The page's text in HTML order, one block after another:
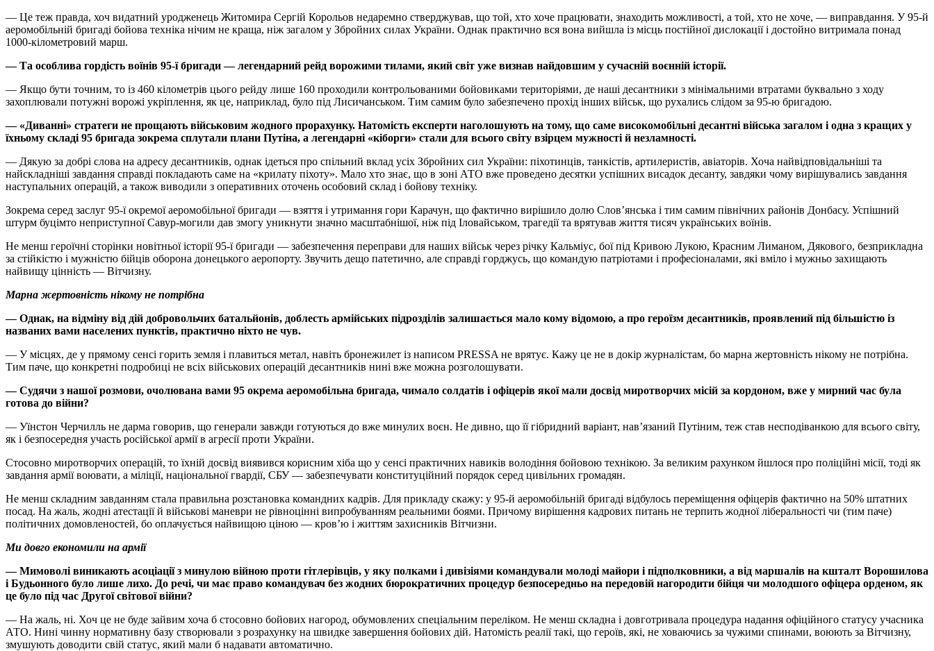
— Це теж правда, хоч видатний уродженець Житомира Сергій Корольов недаремно стверджував, що той, хто хоче працювати, знаходить можливості, а той, хто не хоче, — виправдання. У 95-й
аеромобільній бригаді бойова техніка нічим не краща, ніж загалом у Збройних силах України. Однак практично вся вона вийшла із місць постійної дислокації і достойно витримала понад
1000-кілометровий марш.
— Та особлива гордість воїнів 95-ї бригади — легендарний рейд ворожими тилами, який світ уже визнав найдовшим у сучасній воєнній історії.
— Якщо бути точним, то із 460 кілометрів цього рейду лише 160 проходили контрольованими бойовиками територіями, де наші десантники з мінімальними втратами буквально з ходу
захоплювали потужні ворожі укріплення, як це, наприклад, було під Лисичанськом. Тим самим було забезпечено прохід інших військ, що рухались слідом за 95-ю бригадою.
— «Диванні» стратеги не прощають військовим жодного прорахунку. Натомість експерти наголошують на тому, що саме високомобільні десантні війська загалом і одна з кращих у
їхньому складі 95 бригада зокрема сплутали плани Путіна, а легендарні «кіборги» стали для всього світу взірцем мужності й незламності.
— Дякую за добрі слова на адресу десантників, однак ідеться про спільний вклад усіх Збройних сил України: піхотинців, танкістів, артилеристів, авіаторів. Хоча найвідповідальніші та
найскладніші завдання справді покладають саме на «крилату піхоту». Мало хто знає, що в зоні АТО вже проведено десятки успішних висадок десанту, завдяки чому вирішувались завдання
наступальних операцій, а також виводили з оперативних оточень особовий склад і бойову техніку.
Зокрема серед заслуг 95-ї окремої аеромобільної бригади — взяття і утримання гори Карачун, що фактично вирішило долю Слов’янська і тим самим північних районів Донбасу. Успішний
штурм буцімто неприступної Савур-могили дав змогу уникнути значно масштабнішої, ніж під Іловайськом, трагедії та врятував життя тисяч українських воїнів.
Не менш героїчні сторінки новітньої історії 95-ї бригади — забезпечення переправи для наших військ через річку Кальміус, бої під Кривою Лукою, Красним Лиманом, Дякового, безприкладна
за стійкістю і мужністю бійців оборона донецького аеропорту. Звучить дещо патетично, але справді горджусь, що командую патріотами і професіоналами, які вміло і мужньо захищають
найвищу цінність — Вітчизну.
Марна жертовність нікому не потрібна
— Однак, на відміну від дій добровольчих батальйонів, доблесть армійських підрозділів залишається мало кому відомою, а про героїзм десантників, проявлений під більшістю із
названих вами населених пунктів, практично ніхто не чув.
— У місцях, де у прямому сенсі горить земля і плавиться метал, навіть бронежилет із написом PRESSA не врятує. Кажу це не в докір журналістам, бо марна жертовність нікому не потрібна.
Тим паче, що конкретні подробиці не всіх військових операцій десантників нині вже можна розголошувати.
— Судячи з нашої розмови, очолювана вами 95 окрема аеромобільна бригада, чимало солдатів і офіцерів якої мали досвід миротворчих місій за кордоном, вже у мирний час була
готова до війни?
— Уїнстон Черчилль не дарма говорив, що генерали завжди готуються до вже минулих воєн. Не дивно, що її гібридний варіант, нав’язаний Путіним, теж став несподіванкою для всього світу,
як і безпосередня участь російської армії в агресії проти України.
Стосовно миротворчих операцій, то їхній досвід виявився корисним хіба що у сенсі практичних навиків володіння бойовою технікою. За великим рахунком йшлося про поліційні місії, тоді як
завдання армії воювати, а міліції, національної гвардії, СБУ — забезпечувати конституційний порядок серед цивільних громадян.
Не менш складним завданням стала правильна розстановка командних кадрів. Для прикладу скажу: у 95-й аеромобільній бригаді відбулось переміщення офіцерів фактично на 50% штатних
посад. На жаль, жодні атестації й військові маневри не рівноцінні випробуванням реальними боями. Причому вирішення кадрових питань не терпить жодної ліберальності чи (тим паче)
політичних домовленостей, бо оплачується найвищою ціною — кров’ю і життям захисників Вітчизни.
Ми довго економили на армії
— Мимоволі виникають асоціації з минулою війною проти гітлерівців, у яку полками і дивізіями командували молоді майори і підполковники, а від маршалів на кшталт Ворошилова
і Будьонного було лише лихо. До речі, чи має право командувач без жодних бюрократичних процедур безпосередньо на передовій нагородити бійця чи молодшого офіцера орденом, як
це було під час Другої світової війни?
— На жаль, ні. Хоч це не буде зайвим хоча б стосовно бойових нагород, обумовлених спеціальним переліком. Не менш складна і довготривала процедура надання офіційного статусу учасника
АТО. Нині чинну нормативну базу створювали з розрахунку на швидке завершення бойових дій. Натомість реалії такі, що героїв, які, не ховаючись за чужими спинами, воюють за Вітчизну,
змушують доводити свій статус, який мали б надавати автоматично.